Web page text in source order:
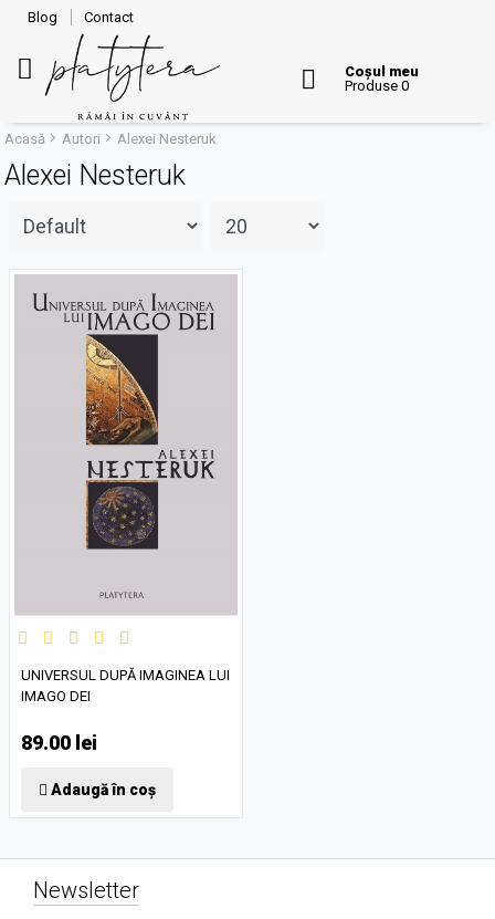
Blog Contact
Coșul meu
Produse 0
Acasă Autori Alexei Nesteruk
Alexei Nesteruk
UNIVERSUL DUPĂ IMAGINEA LUI
IMAGO DEI
89.00 lei
Adaugă în coș
Newsletter